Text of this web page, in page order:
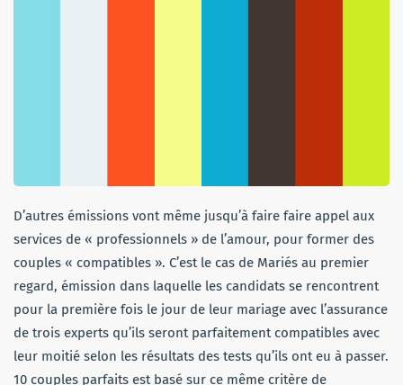
D’autres émissions vont même jusqu’à faire faire appel aux
services de « professionnels » de l’amour, pour former des
couples « compatibles ». C’est le cas de Mariés au premier
regard, émission dans laquelle les candidats se rencontrent
pour la première fois le jour de leur mariage avec l’assurance
de trois experts qu’ils seront parfaitement compatibles avec
leur moitié selon les résultats des tests qu’ils ont eu à passer.
10 couples parfaits est basé sur ce même critère de